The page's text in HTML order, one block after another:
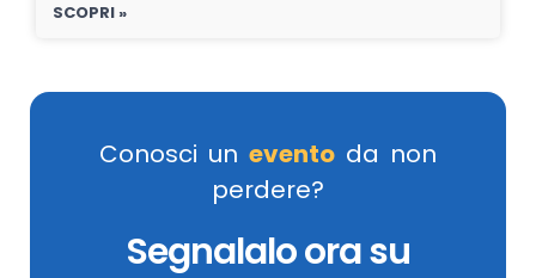
SCOPRI »
Conosci un evento da non
perdere?
Segnalalo ora su